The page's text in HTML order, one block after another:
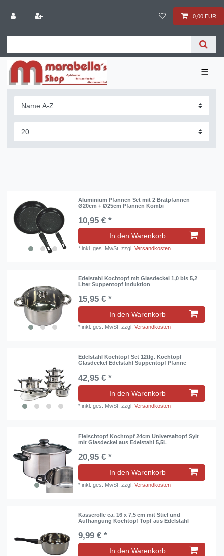
0,00 EUR
☰
Aluminium Pfannen Set mit 2 Bratpfannen
Ø20cm + Ø25cm Pfannen Kombi
10,95 € *
In den Warenkorb
*inkl. ges. MwSt. zzgl.Versandkosten
Edelstahl Kochtopf mit Glasdeckel 1,0 bis 5,2
Liter Suppentopf Induktion
15,95 € *
In den Warenkorb
*inkl. ges. MwSt. zzgl.Versandkosten
Edelstahl Kochtopf Set 12tlg. Kochtopf
Glasdeckel Edelstahl Suppentopf Pfanne
42,95 € *
In den Warenkorb
*inkl. ges. MwSt. zzgl.Versandkosten
Fleischtopf Kochtopf 24cm Universaltopf Sylt
mit Glasdeckel aus Edelstahl 5,5L
20,95 € *
In den Warenkorb
*inkl. ges. MwSt. zzgl.Versandkosten
Kasserolle ca. 16 x 7,5 cm mit Stiel und
Aufhängung Kochtopf Topf aus Edelstahl
9,99 € *
In den Warenkorb